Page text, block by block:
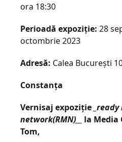
ora 18:30
Perioadă expoziție: 28
octombrie 2023
Adresă: Calea București
Constanța
Vernisaj expoziție
network(RMN)__
la Media
Tom,